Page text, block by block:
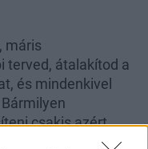
máris
terved, átalakítod a
és mindenkivel
csakis azért,
egyedül.